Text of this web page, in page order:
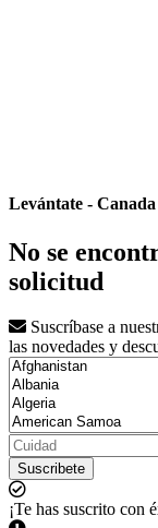
Levántate - Canada
No se
solicitud
Suscríbase a
las novedades y
Suscribete
¡Te has suscrito con